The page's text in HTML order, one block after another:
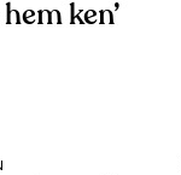
ken’